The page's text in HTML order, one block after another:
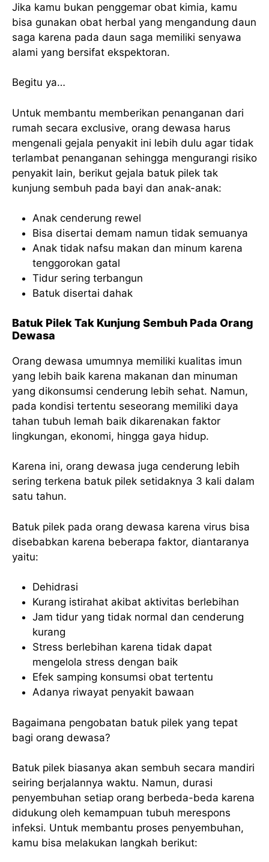
Jika kamu bukan penggemar obat kimia, kamu
bisa gunakan obat herbal yang mengandung daun
saga karena pada daun saga memiliki senyawa
alami yang bersifat ekspektoran.
Begitu ya…
Untuk membantu memberikan penanganan dari
rumah secara exclusive, orang dewasa harus
mengenali gejala penyakit ini lebih dulu agar tidak
terlambat penanganan sehingga mengurangi risiko
penyakit lain, berikut gejala batuk pilek tak
kunjung sembuh pada bayi dan anak-anak:
Anak cenderung rewel
Bisa disertai demam namun tidak semuanya
Anak tidak nafsu makan dan minum karena
tenggorokan gatal
Tidur sering terbangun
Batuk disertai dahak
Batuk Pilek Tak Kunjung Sembuh Pada Orang
Dewasa
Orang dewasa umumnya memiliki kualitas imun
yang lebih baik karena makanan dan minuman
yang dikonsumsi cenderung lebih sehat. Namun,
pada kondisi tertentu seseorang memiliki daya
tahan tubuh lemah baik dikarenakan faktor
lingkungan, ekonomi, hingga gaya hidup.
Karena ini, orang dewasa juga cenderung lebih
sering terkena batuk pilek setidaknya 3 kali dalam
satu tahun.
Batuk pilek pada orang dewasa karena virus bisa
disebabkan karena beberapa faktor, diantaranya
yaitu:
Dehidrasi
Kurang istirahat akibat aktivitas berlebihan
Jam tidur yang tidak normal dan cenderung
kurang
Stress berlebihan karena tidak dapat
mengelola stress dengan baik
Efek samping konsumsi obat tertentu
Adanya riwayat penyakit bawaan
Bagaimana pengobatan batuk pilek yang tepat
bagi orang dewasa?
Batuk pilek biasanya akan sembuh secara mandiri
seiring berjalannya waktu. Namun, durasi
penyembuhan setiap orang berbeda-beda karena
didukung oleh kemampuan tubuh merespons
infeksi. Untuk membantu proses penyembuhan,
kamu bisa melakukan langkah berikut: